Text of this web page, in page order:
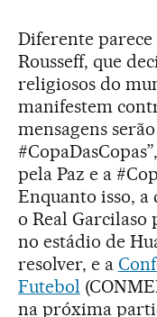
Diferente
Rousseff, que
religiosos do
manifestem
mensagens
pela Paz e a
Enquanto isso,
o Real Garcilaso
no estádio de
resolver, e a
Futebol
na próxima